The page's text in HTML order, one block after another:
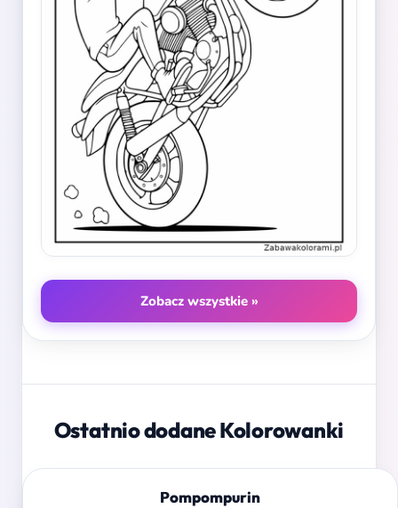
Zobacz wszystkie »
Ostatnio dodane Kolorowanki
Pompompurin